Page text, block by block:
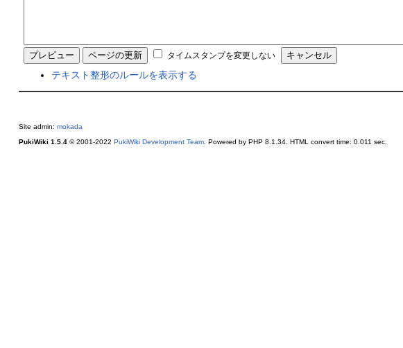
タイムスタンプを変更しない
テキスト整形のルールを表示する
Site admin: mokada
PukiWiki 1.5.4© 2001-2022 PukiWiki Development Team. Powered by PHP 8.1.34. HTML convert time: 0.011 sec.